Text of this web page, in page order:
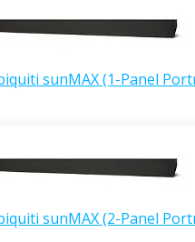
sunMAX (1-Panel
sunMAX (2-Panel